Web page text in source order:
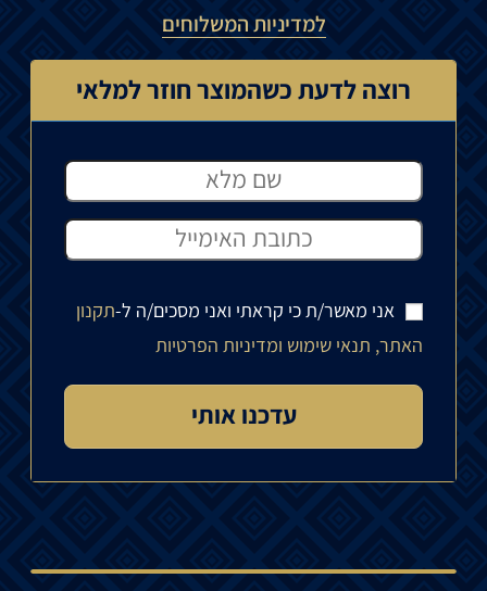
למדיניות המשלוחים
רוצה לדעת כשהמוצר חוזר למלאי
אני מאשר/ת כי קראתי ואני מסכים/ה ל-תקנון
האתר, תנאי שימוש ומדיניות הפרטיות